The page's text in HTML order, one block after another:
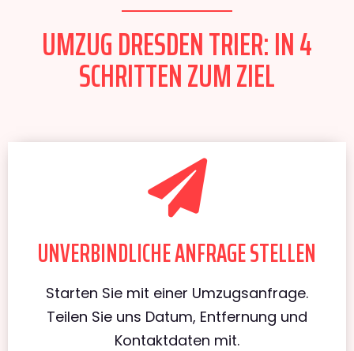
UMZUG DRESDEN TRIER: IN 4
SCHRITTEN ZUM ZIEL
UNVERBINDLICHE ANFRAGE STELLEN
Starten Sie mit einer Umzugsanfrage.
Teilen Sie uns Datum, Entfernung und
Kontaktdaten mit.